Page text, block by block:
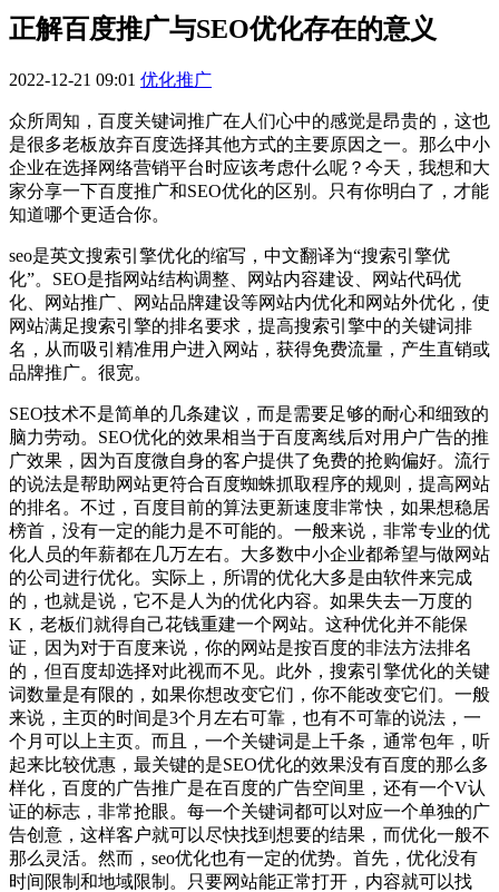
正解百度推广与SEO优化存在的意义
2022-12-21 09:01 优化推广
众所周知，百度关键词推广在人们心中的感觉是昂贵的，这也
是很多老板放弃百度选择其他方式的主要原因之一。那么中小
企业在选择网络营销平台时应该考虑什么呢？今天，我想和大
家分享一下百度推广和SEO优化的区别。只有你明白了，才能
知道哪个更适合你。
seo是英文搜索引擎优化的缩写，中文翻译为“搜索引擎优
化”。SEO是指网站结构调整、网站内容建设、网站代码优
化、网站推广、网站品牌建设等网站内优化和网站外优化，使
网站满足搜索引擎的排名要求，提高搜索引擎中的关键词排
名，从而吸引精准用户进入网站，获得免费流量，产生直销或
品牌推广。很宽。
SEO技术不是简单的几条建议，而是需要足够的耐心和细致的
脑力劳动。SEO优化的效果相当于百度离线后对用户广告的推
广效果，因为百度微自身的客户提供了免费的抢购偏好。流行
的说法是帮助网站更符合百度蜘蛛抓取程序的规则，提高网站
的排名。不过，百度目前的算法更新速度非常快，如果想稳居
榜首，没有一定的能力是不可能的。一般来说，非常专业的优
化人员的年薪都在几万左右。大多数中小企业都希望与做网站
的公司进行优化。实际上，所谓的优化大多是由软件来完成
的，也就是说，它不是人为的优化内容。如果失去一万度的
K，老板们就得自己花钱重建一个网站。这种优化并不能保
证，因为对于百度来说，你的网站是按百度的非法方法排名
的，但百度却选择对此视而不见。此外，搜索引擎优化的关键
词数量是有限的，如果你想改变它们，你不能改变它们。一般
来说，主页的时间是3个月左右可靠，也有不可靠的说法，一
个月可以上主页。而且，一个关键词是上千条，通常包年，听
起来比较优惠，最关键的是SEO优化的效果没有百度的那么多
样化，百度的广告推广是在百度的广告空间里，还有一个V认
证的标志，非常抢眼。每一个关键词都可以对应一个单独的广
告创意，这样客户就可以尽快找到想要的结果，而优化一般不
那么灵活。然而，seo优化也有一定的优势。首先，优化没有
时间限制和地域限制。只要网站能正常打开，内容就可以找